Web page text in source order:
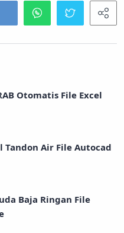
Otomatis File Excel
Tandon Air File Autocad
Baja Ringan File